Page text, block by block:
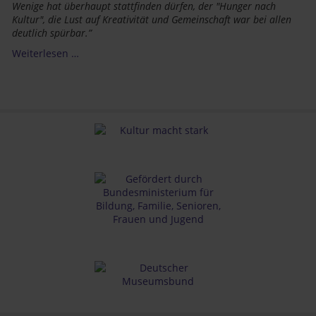
Wenige hat überhaupt stattfinden dürfen, der "Hunger nach
Kultur", die Lust auf Kreativität und Gemeinschaft war bei allen
deutlich spürbar.”
Weiterlesen …